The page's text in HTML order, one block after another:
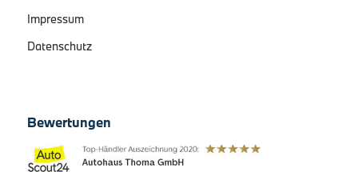
Impressum
Datenschutz
Bewertungen